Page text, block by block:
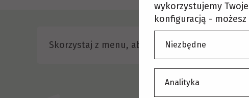
Skorzystaj z menu, aby wybrać inną stronę.
wykorzystujemy
konfiguracją -
Niezbędne
Analityka